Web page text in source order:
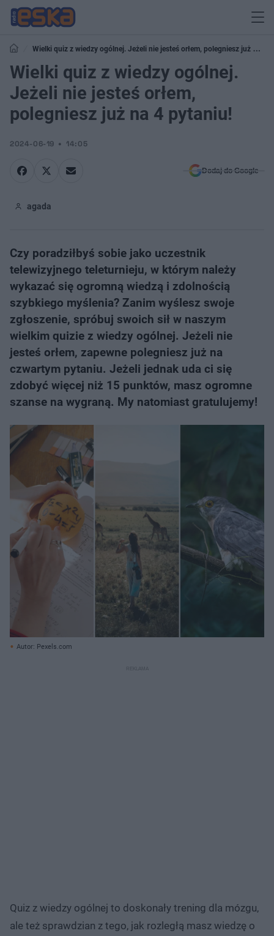
Wielki quiz z wiedzy ogólnej. Jeżeli nie jesteś orłem, polegniesz już na 4
pytaniu!
Wielki quiz z wiedzy ogólnej.
Jeżeli nie jesteś orłem,
polegniesz już na 4 pytaniu!
2024-06-19 14:05
Dodaj do Google
agada
Czy poradziłbyś sobie jako uczestnik
telewizyjnego teleturnieju, w którym należy
wykazać się ogromną wiedzą i zdolnością
szybkiego myślenia? Zanim wyślesz swoje
zgłoszenie, spróbuj swoich sił w naszym
wielkim quizie z wiedzy ogólnej. Jeżeli nie
jesteś orłem, zapewne polegniesz już na
czwartym pytaniu. Jeżeli jednak uda ci się
zdobyć więcej niż 15 punktów, masz ogromne
szanse na wygraną. My natomiast gratulujemy!
Autor: Pexels.com
Quiz z wiedzy ogólnej to doskonały trening dla mózgu,
ale też sprawdzian z tego, jak rozległą masz wiedzę o